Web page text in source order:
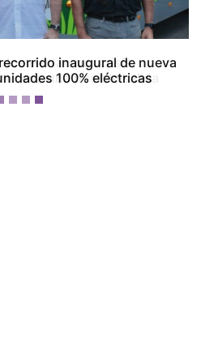
alertan por crisis
una posible salida